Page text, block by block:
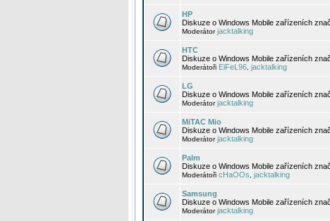
HP
Diskuze o Windows Mobile zařízeních
Moderátorjacktalking
HTC
Diskuze o Windows Mobile zařízeních
Moderátoři EiFeL96 jacktalking
LG
Diskuze o Windows Mobile zařízeních
Moderátorjacktalking
MiTAC Mio
Diskuze o Windows Mobile zařízeních
Moderátorjacktalking
Palm
Diskuze o Windows Mobile zařízeních
Moderátoři cHaOOs jacktalking
Samsung
Diskuze o Windows Mobile zařízeních
Moderátorjacktalking